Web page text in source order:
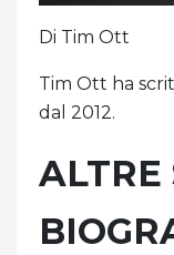
Di Tim Ott
Tim Ott ha
dal 2012.
ALTRE